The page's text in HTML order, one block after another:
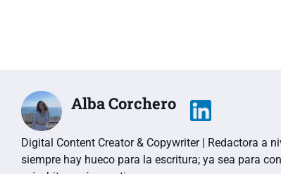
Alba Corchero
Digital Content Creator & Copywriter | Redactora a
siempre hay hueco para la escritura; ya sea para